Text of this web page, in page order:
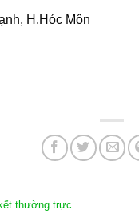
H.Hóc Môn
thường trực